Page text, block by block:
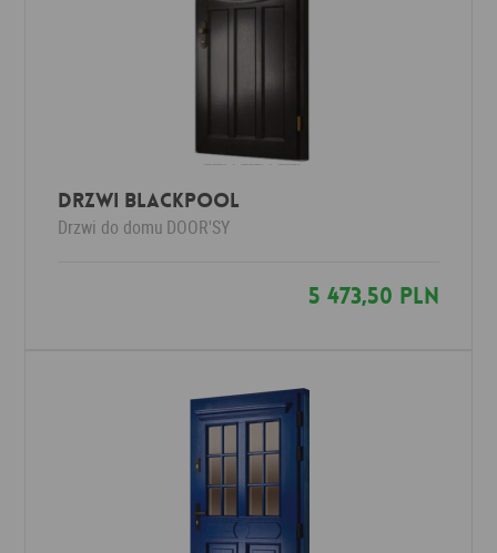
Drzwi BLACKPOOL
Drzwi do domu DOOR'SY
5 473,50 PLN